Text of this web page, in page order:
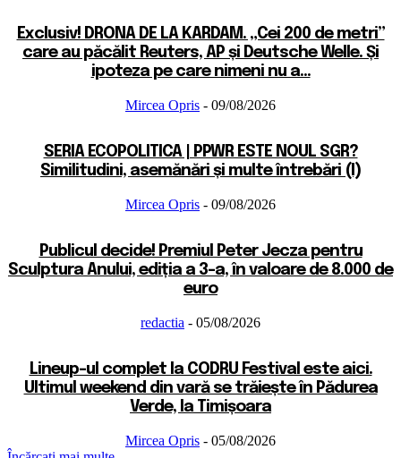
Exclusiv! DRONA DE LA KARDAM. „Cei 200 de metri”
care au păcălit Reuters, AP și Deutsche Welle. Și
ipoteza pe care nimeni nu a...
Mircea Opris - 09/08/2026
SERIA ECOPOLITICA | PPWR ESTE NOUL SGR?
Similitudini, asemănări și multe întrebări (I)
Mircea Opris - 09/08/2026
Publicul decide! Premiul Peter Jecza pentru
Sculptura Anului, ediția a 3-a, în valoare de 8.000 de
euro
redactia - 05/08/2026
Lineup-ul complet la CODRU Festival este aici.
Ultimul weekend din vară se trăiește în Pădurea
Verde, la Timișoara
Mircea Opris - 05/08/2026